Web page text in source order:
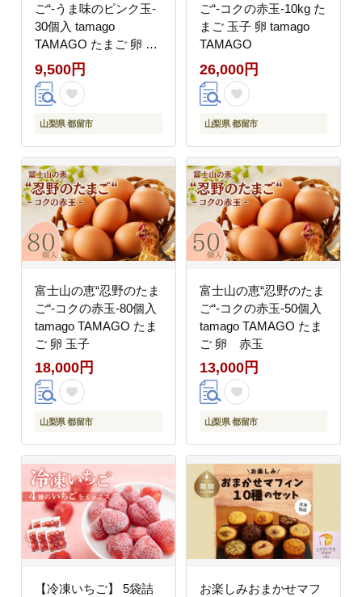
ご“‐うま味のピンク玉‐
30個入 tamago
TAMAGO たまご 卵 玉
子
9,500円
山梨県 都留市
ご“‐コクの赤玉‐10kg た
まご 玉子 卵 tamago
TAMAGO
26,000円
山梨県 都留市
富士山の恵“忍野のたま
ご“‐コクの赤玉‐80個入
tamago TAMAGO たま
ご 卵 玉子
18,000円
山梨県 都留市
富士山の恵“忍野のたま
ご“‐コクの赤玉‐50個入
tamago TAMAGO たま
ご 卵 赤玉
13,000円
山梨県 都留市
【冷凍いちご】 5袋詰
お楽しみおまかせマフ